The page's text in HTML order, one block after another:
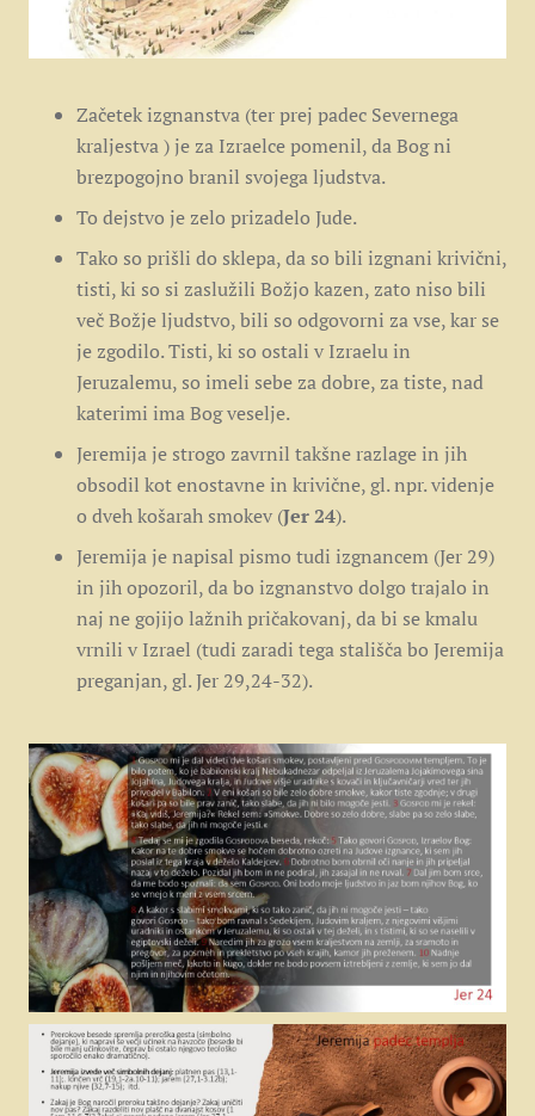
Začetek izgnanstva (ter prej padec Severnega
kraljestva ) je za Izraelce pomenil, da Bog ni
brezpogojno branil svojega ljudstva.
To dejstvo je zelo prizadelo Jude.
Tako so prišli do sklepa, da so bili izgnani krivični,
tisti, ki so si zaslužili Božjo kazen, zato niso bili
več Božje ljudstvo, bili so odgovorni za vse, kar se
je zgodilo. Tisti, ki so ostali v Izraelu in
Jeruzalemu, so imeli sebe za dobre, za tiste, nad
katerimi ima Bog veselje.
Jeremija je strogo zavrnil takšne razlage in jih
obsodil kot enostavne in krivične, gl. npr. videnje
o dveh košarah smokev (Jer 24).
Jeremija je napisal pismo tudi izgnancem (Jer 29)
in jih opozoril, da bo izgnanstvo dolgo trajalo in
naj ne gojijo lažnih pričakovanj, da bi se kmalu
vrnili v Izrael (tudi zaradi tega stališča bo Jeremija
preganjan, gl. Jer 29,24-32).